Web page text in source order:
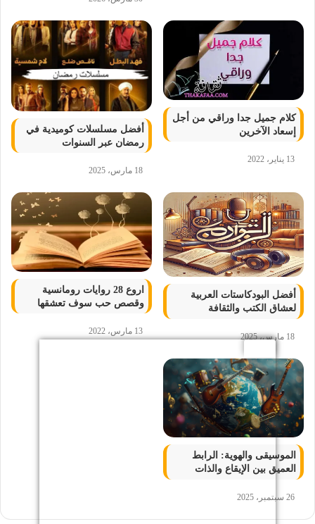
كلام جميل جدا وراقي من أجل
إسعاد الآخرين
13 يناير، 2022
أفضل مسلسلات كوميدية في
رمضان عبر السنوات
18 مارس، 2025
أفضل البودكاستات العربية
لعشاق الكتب والثقافة
18 مارس، 2025
اروع 28 روايات رومانسية
وقصص حب سوف تعشقها
13 مارس، 2022
الموسيقى والهوية: الرابط
العميق بين الإيقاع والذات
26 سبتمبر، 2025